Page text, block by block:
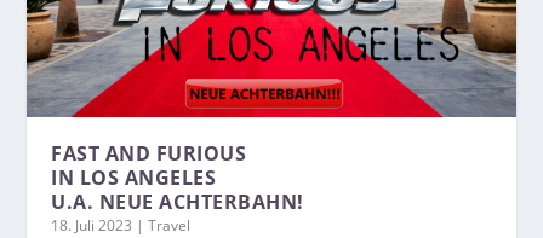
FAST AND FURIOUS
IN LOS ANGELES
U.A. NEUE ACHTERBAHN!
18. Juli 2023 |Travel